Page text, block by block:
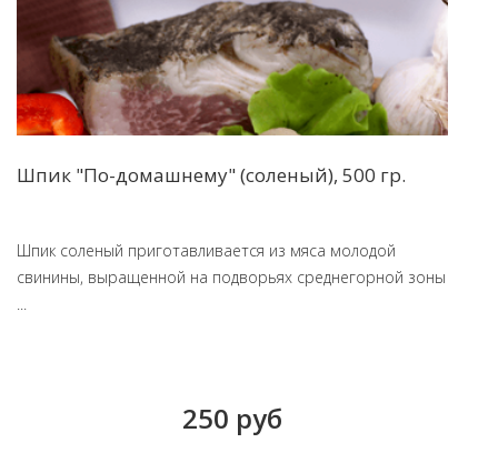
Шпик "По-домашнему" (соленый), 500 гр.
Шпик соленый приготавливается из мяса молодой
свинины, выращенной на подворьях среднегорной зоны
250 руб